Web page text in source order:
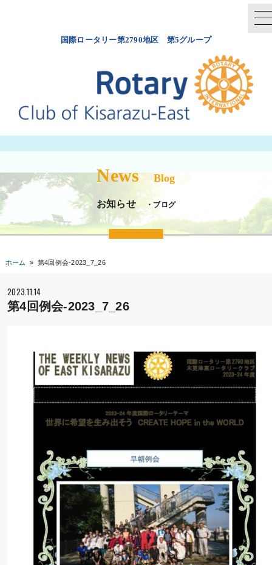
国際ロータリー第2790地区 第5グループ
News Blog
お知らせ ・ブログ
ホーム » 第4回例会-2023_7_26
2023.11.14
第4回例会-2023_7_26